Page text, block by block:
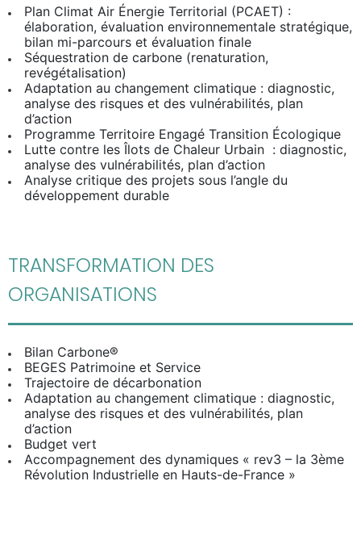
Plan Climat Air Énergie Territorial (PCAET) :
élaboration, évaluation environnementale stratégique,
bilan mi-parcours et évaluation finale
Séquestration de carbone (renaturation,
revégétalisation)
Adaptation au changement climatique : diagnostic,
analyse des risques et des vulnérabilités, plan
d’action
Programme Territoire Engagé Transition Écologique
Lutte contre les Îlots de Chaleur Urbain : diagnostic,
analyse des vulnérabilités, plan d’action
Analyse critique des projets sous l’angle du
développement durable
TRANSFORMATION DES
ORGANISATIONS
Bilan Carbone®
BEGES Patrimoine et Service
Trajectoire de décarbonation
Adaptation au changement climatique : diagnostic,
analyse des risques et des vulnérabilités, plan
d’action
Budget vert
Accompagnement des dynamiques « rev3 – la 3ème
Révolution Industrielle en Hauts-de-France »